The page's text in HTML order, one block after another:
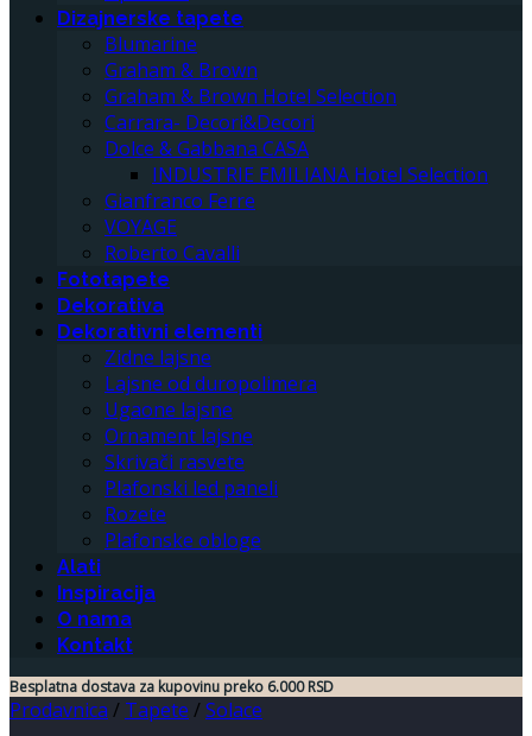
Dizajnerske tapete
Blumarine
Graham & Brown
Graham & Brown Hotel Selection
Carrara- Decori&Decori
Dolce & Gabbana CASA
INDUSTRIE EMILIANA Hotel Selection
Gianfranco Ferre
VOYAGE
Roberto Cavalli
Fototapete
Dekorativa
Dekorativni elementi
Zidne lajsne
Lajsne od duropolimera
Ugaone lajsne
Ornament lajsne
Skrivači rasvete
Plafonski led paneli
Rozete
Plafonske obloge
Alati
Inspiracija
O nama
Kontakt
Besplatna dostava za kupovinu preko 6.000 RSD
Prodavnica / Tapete /Solace